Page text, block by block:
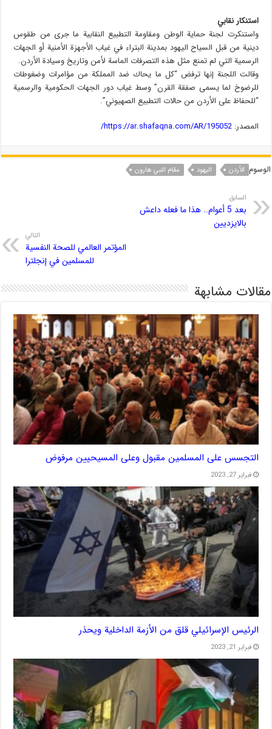
استنكار نقابي
واستنكرت لجنة حماية الوطن ومقاومة التطبيع النقابية ما جرى من طقوس
دينية من قبل السياح اليهود بمدينة البتراء في غياب الأجهزة الأمنية أو الجهات
الرسمية التي لم تمنع مثل هذه التصرفات الماسة لأمن وتاريخ وسيادة الأردن.
وقالت اللجنة إنها ترفض “كل ما يحاك ضد المملكة من مؤامرات وضغوطات
للرضوخ لما يسمى صفقة القرن” وسط غياب دور الجهات الحكومية والرسمية
“للحفاظ على الأردن من حالات التطبيع الصهيوني”.
المصدر:https://ar.shafaqna.com/AR/195052/
الوسوم الأردن الیهود مقام النبي هارون
السابق
بعد 5 أعوام.. هذا ما فعله داعش
بالايزديين
التالي
المؤتمر العالمي للصحة النفسية
للمسلمين في إنجلترا
مقالات مشابهة
التجسس على المسلمين مقبول وعلى المسيحيين مرفوض
فبراير 27, 2023
الرئيس الإسرائيلي قلق من الأزمة الداخلية ويحذر
فبراير 21, 2023